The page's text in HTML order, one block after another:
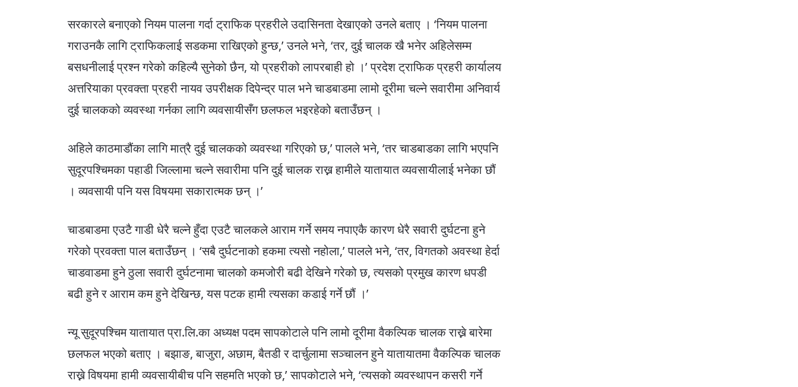
सरकारले बनाएको नियम पालना गर्दा ट्राफिक प्रहरीले उदासिनता देखाएको उनले बताए । ‘नियम पालना
गराउनकै लागि ट्राफिकलाई सडकमा राखिएको हुन्छ,’ उनले भने, ‘तर, दुई चालक खै भनेर अहिलेसम्म
बसधनीलाई प्रश्न गरेको कहिल्यै सुनेको छैन, यो प्रहरीको लापरबाही हो ।’ प्रदेश ट्राफिक प्रहरी कार्यालय
अत्तरियाका प्रवक्ता प्रहरी नायव उपरीक्षक दिपेन्द्र पाल भने चाडबाडमा लामो दूरीमा चल्ने सवारीमा अनिवार्य
दुई चालकको व्यवस्था गर्नका लागि व्यवसायीसँग छलफल भइरहेको बताउँछन् ।
अहिले काठमाडौंका लागि मात्रै दुई चालकको व्यवस्था गरिएको छ,’ पालले भने, ‘तर चाडबाडका लागि भएपनि
सुदूरपश्चिमका पहाडी जिल्लामा चल्ने सवारीमा पनि दुई चालक राख्न हामीले यातायात व्यवसायीलाई भनेका छौं
। व्यवसायी पनि यस विषयमा सकारात्मक छन् ।’
चाडबाडमा एउटै गाडी धेरै चल्ने हुँदा एउटै चालकले आराम गर्ने समय नपाएकै कारण धेरै सवारी दुर्घटना हुने
गरेको प्रवक्ता पाल बताउँछन् । ‘सबै दुर्घटनाको हकमा त्यसो नहोला,’ पालले भने, ‘तर, विगतको अवस्था हेर्दा
चाडवाडमा हुने ठुला सवारी दुर्घटनामा चालको कमजोरी बढी देखिने गरेको छ, त्यसको प्रमुख कारण धपडी
बढी हुने र आराम कम हुने देखिन्छ, यस पटक हामी त्यसका कडाई गर्ने छौं ।’
न्यू सुदूरपश्चिम यातायात प्रा.लि.का अध्यक्ष पदम सापकोटाले पनि लामो दूरीमा वैकल्पिक चालक राख्ने बारेमा
छलफल भएको बताए । बझाङ, बाजुरा, अछाम, बैतडी र दार्चुलामा सञ्चालन हुने यातायातमा वैकल्पिक चालक
राख्ने विषयमा हामी व्यवसायीबीच पनि सहमति भएको छ,’ सापकोटाले भने, ‘त्यसको व्यवस्थापन कसरी गर्ने